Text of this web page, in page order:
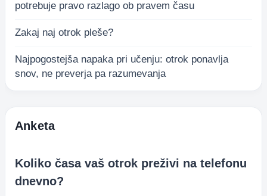
potrebuje pravo razlago ob pravem času
Zakaj naj otrok pleše?
Najpogostejša napaka pri učenju: otrok ponavlja
snov, ne preverja pa razumevanja
Anketa
Koliko časa vaš otrok preživi na telefonu
dnevno?